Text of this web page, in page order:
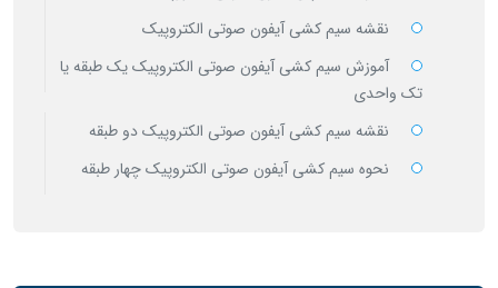
نقشه سیم کشی آیفون صوتی الکتروپیک
آموزش سیم کشی آیفون صوتی الکتروپیک یک طبقه یا
تک واحدی
نقشه سیم کشی آیفون صوتی الکتروپیک دو طبقه
نحوه سیم کشی آیفون صوتی الکتروپیک چهار طبقه